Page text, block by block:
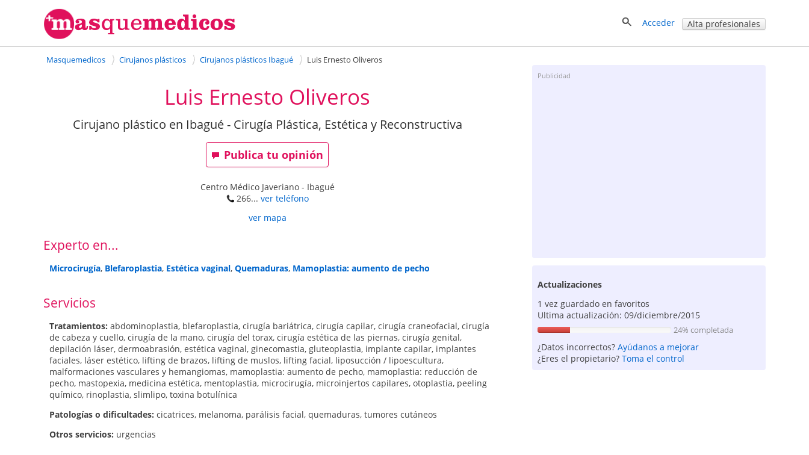
Acceder Alta profesionales
Masquemedicos Cirujanos plásticos Cirujanos plásticos Ibagué Luis Ernesto Oliveros
Luis Ernesto Oliveros
Cirujano plástico en Ibagué - Cirugía Plástica, Estética y Reconstructiva
Publica tu opinión
Centro Médico Javeriano- Ibagué
266... ver teléfono
ver mapa
Experto en...
Microcirugía, Blefaroplastia, Estética vaginal, Quemaduras, Mamoplastia: aumento de pecho
Servicios
Tratamientos: abdominoplastia, blefaroplastia, cirugía bariátrica, cirugía capilar, cirugía craneofacial, cirugía
de cabeza y cuello, cirugía de la mano, cirugía del torax, cirugía estética de las piernas, cirugía genital,
depilación láser, dermoabrasión, estética vaginal, ginecomastia, gluteoplastia, implante capilar, implantes
faciales, láser estético, lifting de brazos, lifting de muslos, lifting facial, liposucción / lipoescultura,
malformaciones vasculares y hemangiomas, mamoplastia: aumento de pecho, mamoplastia: reducción de
pecho, mastopexia, medicina estética, mentoplastia, microcirugía, microinjertos capilares, otoplastia, peeling
químico, rinoplastia, slimlipo, toxina botulínica
Patologí­as o dificultades: cicatrices, melanoma, parálisis facial, quemaduras, tumores cutáneos
Otros servicios: urgencias
Publicidad
Actualizaciones
1 vez guardado en favoritos
Ultima actualización: 09/diciembre/2015
24% completada
¿Datos incorrectos?Ayúdanos a mejorar
¿Eres el propietario?Toma el control